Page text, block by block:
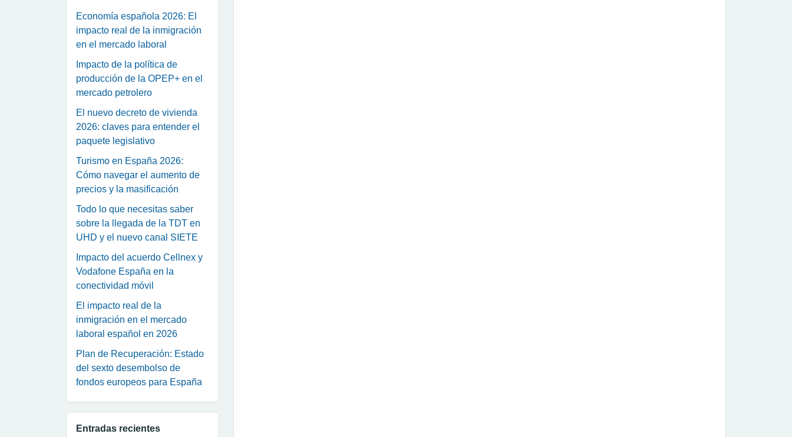
Economía española 2026: El
impacto real de la inmigración
en el mercado laboral
Impacto de la política de
producción de la OPEP+ en el
mercado petrolero
El nuevo decreto de vivienda
2026: claves para entender el
paquete legislativo
Turismo en España 2026:
Cómo navegar el aumento de
precios y la masificación
Todo lo que necesitas saber
sobre la llegada de la TDT en
UHD y el nuevo canal SIETE
Impacto del acuerdo Cellnex y
Vodafone España en la
conectividad móvil
El impacto real de la
inmigración en el mercado
laboral español en 2026
Plan de Recuperación: Estado
del sexto desembolso de
fondos europeos para España
Entradas recientes